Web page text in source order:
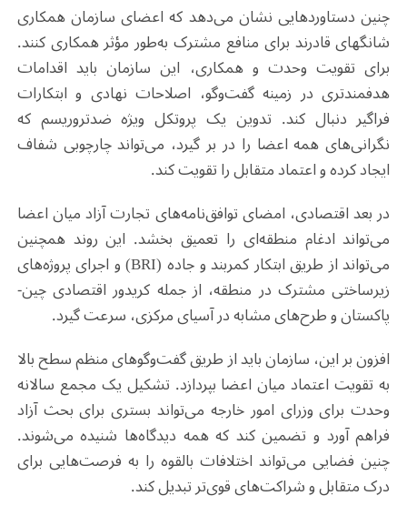
چنین دستاوردهایی نشان می‌دهد که اعضای سازمان همکاری
شانگهای قادرند برای منافع مشترک به‌طور مؤثر همکاری کنند.
برای تقویت وحدت و همکاری، این سازمان باید اقدامات
هدفمندتری در زمینه گفت‌وگو، اصلاحات نهادی و ابتکارات
فراگیر دنبال کند. تدوین یک پروتکل ویژه ضدتروریسم که
نگرانی‌های همه اعضا را در بر گیرد، می‌تواند چارچوبی شفاف
ایجاد کرده و اعتماد متقابل را تقویت کند.
در بعد اقتصادی، امضای توافق‌نامه‌های تجارت آزاد میان اعضا
می‌تواند ادغام منطقه‌ای را تعمیق بخشد. این روند همچنین
می‌تواند از طریق ابتکار کمربند و جاده (BRI) و اجرای پروژه‌های
زیرساختی مشترک در منطقه، از جمله کریدور اقتصادی چین-
پاکستان و طرح‌های مشابه در آسیای مرکزی، سرعت گیرد.
افزون بر این، سازمان باید از طریق گفت‌وگوهای منظم سطح بالا
به تقویت اعتماد میان اعضا بپردازد. تشکیل یک مجمع سالانه
وحدت برای وزرای امور خارجه می‌تواند بستری برای بحث آزاد
فراهم آورد و تضمین کند که همه دیدگاه‌ها شنیده می‌شوند.
چنین فضایی می‌تواند اختلافات بالقوه را به فرصت‌هایی برای
درک متقابل و شراکت‌های قوی‌تر تبدیل کند.